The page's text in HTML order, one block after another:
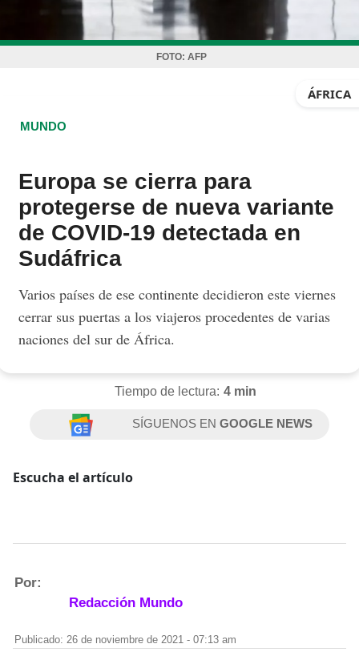
FOTO: AFP
ÁFRICA
MUNDO
Europa se cierra para
protegerse de nueva variante
de COVID-19 detectada en
Sudáfrica
Varios países de ese continente decidieron este viernes
cerrar sus puertas a los viajeros procedentes de varias
naciones del sur de África.
Tiempo de lectura: 4 min
SÍGUENOS ENGOOGLE NEWS
Escucha el artículo
Por:
Redacción Mundo
Publicado: 26 de noviembre de 2021 - 07:13 am